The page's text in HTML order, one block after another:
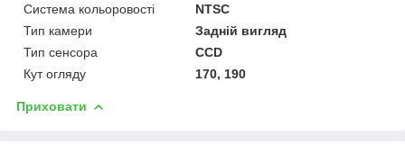
Система кольоровості
NTSC
Тип камери
Задній вигляд
Тип сенсора
CCD
Кут огляду
170, 190
Приховати